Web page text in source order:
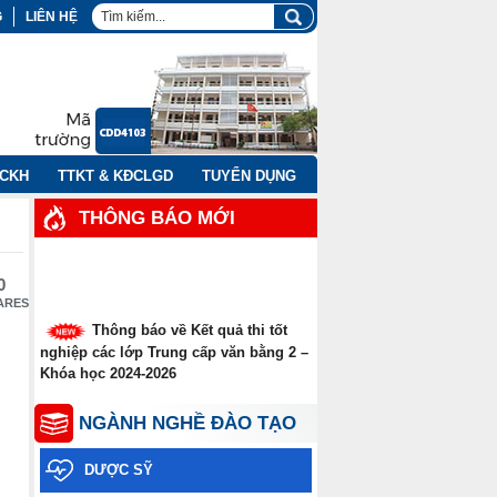
LIÊN HỆ
TTKT & KĐCLGD TUYỂN DỤNG
THÔNG BÁO MỚI
Thông báo về Kết quả thi tốt
nghiệp các lớp Trung cấp văn bằng 2 –
Khóa học 2024-2026
Thông báo thời gian thi tốt
nghiệp các lớp Trung cấp văn bằng
năm 2026
NGÀNH NGHỀ ĐÀO TẠO
DƯỢC SỸ